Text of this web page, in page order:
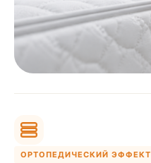
ОРТОПЕДИЧЕСКИЙ ЭФФЕКТ